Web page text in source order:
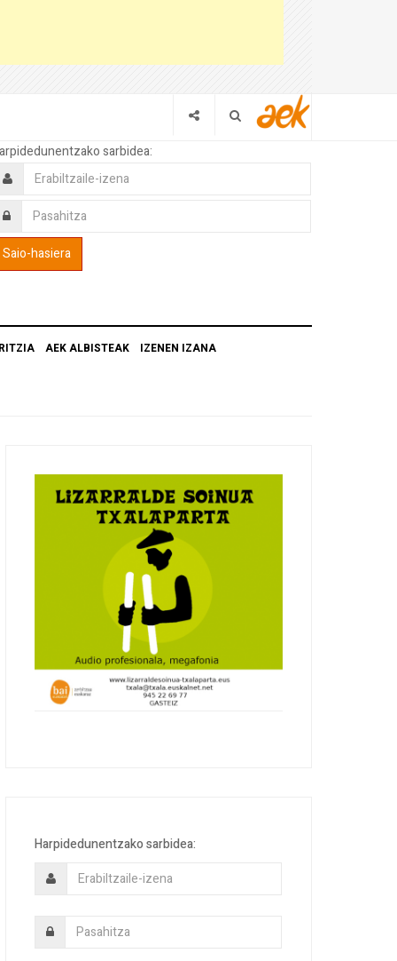
sarbidea:
AEK ALBISTEAK IZENEN IZANA
Harpidedunentzako sarbidea: